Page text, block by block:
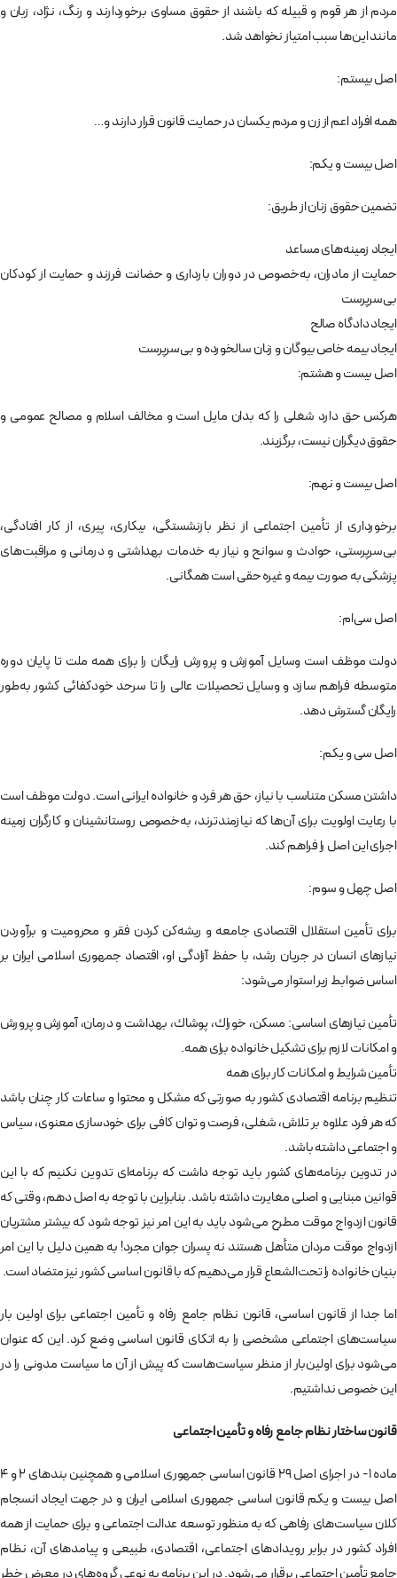
مردم از هر قوم و قبيله كه باشند از حقوق مساوی برخوردارند و رنگ، نژاد، زبان و
مانند اين‌ها سبب امتياز نخواهد شد.
اصل بيستم:
همه افراد اعم از زن و مردم يكسان در حمايت قانون قرار دارند و…
اصل بيست و يكم:
تضمين حقوق زنان از طريق:
ايجاد زمينه‌های مساعد
حمايت از مادران، به‌خصوص در دوران بارداری و حضانت فرزند ‌و حمايت از كودكان
بی‌سرپرست
ايجاد دادگاه صالح
ايجاد بيمه خاص بيوگان و زنان سالخورده و بی‌سرپرست
اصل بيست و هشتم:
هركس حق دارد شغلی را كه بدان مايل است و مخالف اسلام و مصالح عمومی و
حقوق ديگران نيست، برگزيند.
اصل بيست و نهم:
برخورداری از تأمين اجتماعی از نظر بازنشستگی، بيكاری، پيری،‌ از كار افتادگی،
بی‌سرپرستی، ‌حوادث و سوانح و نياز به خدمات بهداشتی و درمانی و مراقبت‌های
پزشكی به صورت بيمه و غيره حقی است همگانی.
اصل سی‌ام:
دولت موظف است وسايل آموزش و پرورش رايگان را برای همه ملت تا پايان دوره
متوسطه فراهم سازد و وسايل تحصيلات عالی را تا سرحد خودكفائی كشور به‌طور
رايگان گسترش دهد.
اصل سی و يكم:
داشتن مسكن متناسب با نياز، حق هر فرد و خانواده ايرانی است. دولت موظف است
با رعايت اولويت برای آن‌ها كه نيازمندترند، به‌خصوص روستانشينان و كارگران زمينه
اجرای اين اصل را فراهم كند.
اصل چهل و سوم:
برای تأمين استقلال اقتصادی جامعه و ريشه‌كن كردن فقر و محروميت و برآوردن
نيازهای انسان در جريان رشد، با حفظ آزادگی او،‌ اقتصاد جمهوری اسلامی ايران بر
اساس ضوابط زير استوار می‌شود:
تأمين نيازهای اساسی: مسكن، خوراك، پوشاك، بهداشت و درمان، آموزش و پرورش
و امكانات لازم برای تشكيل خانواده برای همه.
تأمين شرايط و امكانات كار برای همه
تنظيم برنامه اقتصادی كشور به صورتی كه مشكل و محتوا و ساعات كار چنان باشد
كه هر فرد علاوه بر تلاش، شغلی،‌ فرصت و توان كافی برای خودسازی معنوی، سياس
و اجتماعی داشته باشد.
در تدوين برنامه‌های كشور بايد توجه داشت كه برنامه‌ای تدوين نكنيم كه با اين
قوانين مبنايی و اصلی مغايرت داشته باشد. بنابراين با توجه به اصل دهم، وقتی كه
قانون ازدواج موقت مطرح می‌شود بايد به اين امر نيز توجه شود كه بيشتر مشتريان
ازدواج موقت مردان متأهل هستند نه پسران جوان مجرد! به همين دليل با اين امر
بنيان خانواده را تحت‌الشعاع قرار می‌دهيم كه با قانون اساسی كشور نيز متضاد است.
اما جدا از قانون اساسی، قانون نظام جامع رفاه و تأمين اجتماعی برای اولين بار
سياست‌های اجتماعی مشخصی را به اتكای قانون اساسی وضع كرد. اين كه عنوان
می‌شود برای اولين‌بار از منظر سياست‌هاست كه پيش‌ از آن ما سياست مدونی را در
اين خصوص نداشتيم.
قانون ساختار نظام جامع رفاه و تأمين اجتماعی
ماده 1- در اجرای اصل 29 قانون اساسی جمهوری اسلامی و همچنين بندهای 2 و 4
اصل بيست و يكم قانون اساسی جمهوری اسلامی ايران و در جهت ايجاد انسجام
كلان سياست‌های رفاهی كه به منظور توسعه عدالت اجتماعی و برای حمايت از همه
افراد كشور در برابر رويدادهای اجتماعی، اقتصادی،‌ طبيعی و پيامدهای آن،‌ نظام